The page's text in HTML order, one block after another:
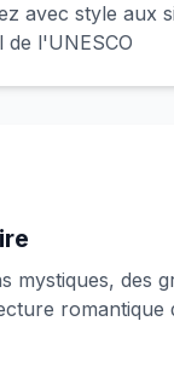
avec style aux
de l'UNESCO
mystiques, des
romantique